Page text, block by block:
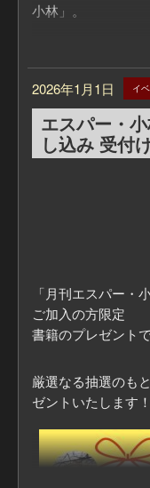
小林」。
また、エスパー・
教えてもらいます
■「月刊エスパー
https://
2026年1月1日 イ
エスパー・
し込み 受付
「月刊エスパー・
ご加入の方限定
書籍のプレゼント
厳選なる抽選のも
ゼントいたします！